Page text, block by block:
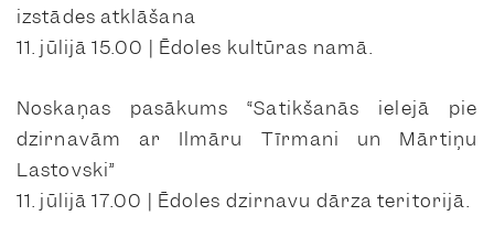
izstādes atklāšana
11. jūlijā 15.00 | Ēdoles kultūras namā.
Noskaņas pasākums “Satikšanās ielejā pie
dzirnavām ar Ilmāru Tīrmani un Mārtiņu
Lastovski”
11. jūlijā 17.00 | Ēdoles dzirnavu dārza teritorijā.